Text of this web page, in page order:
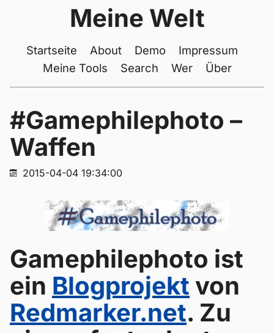
Meine Welt
Startseite About Demo
Impressum
Meine Tools
Search Wer Über
#Gamephilephoto –
Waffen
2015-04-04 19:34:00
Gamephilephoto ist
ein Blogprojekt von
Redmarker.net. Zu